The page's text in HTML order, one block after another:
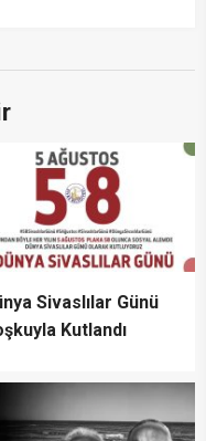
Sivaslılar Günü
Kutlandı